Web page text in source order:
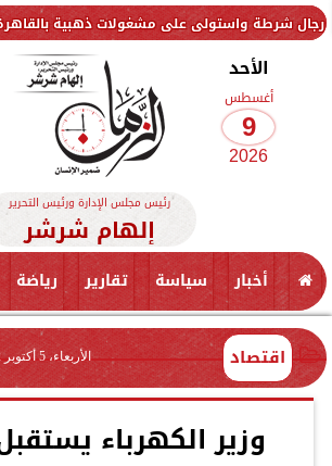
رئيس على مشغولات ذهبية بالقاهرة
الأحد
أغسطس
9
2026
رئيس مجلس الإدارة ورئيس التحرير
إلهام شرشر
أخبار سياسة تقارير رياضة
اقتصاد الأربعاء، 5 أكتوبر 2022
وزير الكهرباء